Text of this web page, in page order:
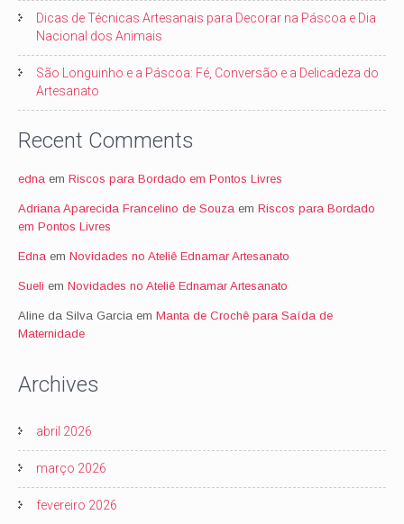
Dicas de Técnicas Artesanais para Decorar na Páscoa e Dia
Nacional dos Animais
São Longuinho e a Páscoa: Fé, Conversão e a Delicadeza do
Artesanato
Recent Comments
edna em Riscos para Bordado em Pontos Livres
Adriana Aparecida Francelino de Souza em Riscos para Bordado
em Pontos Livres
Edna em Novidades no Ateliê Ednamar Artesanato
Sueli em Novidades no Ateliê Ednamar Artesanato
Aline da Silva Garcia em Manta de Crochê para Saída de
Maternidade
Archives
abril 2026
março 2026
fevereiro 2026